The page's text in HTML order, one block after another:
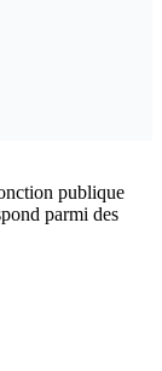
publique
parmi des